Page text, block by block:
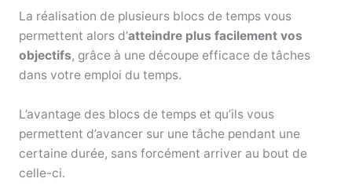
La réalisation de plusieurs blocs de temps vous
permettent alors d’atteindre plus facilement vos
objectifs, grâce à une découpe efficace de tâches
dans votre emploi du temps.
L’avantage des blocs de temps et qu’ils vous
permettent d’avancer sur une tâche pendant une
certaine durée, sans forcément arriver au bout de
celle-ci.